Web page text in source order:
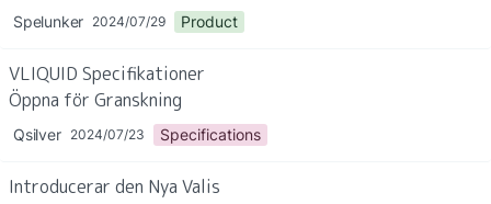
Spelunker 2024/07/29 Product
VLIQUID Specifikationer
Öppna för Granskning
Qsilver 2024/07/23 Specifications
Introducerar den Nya Valis